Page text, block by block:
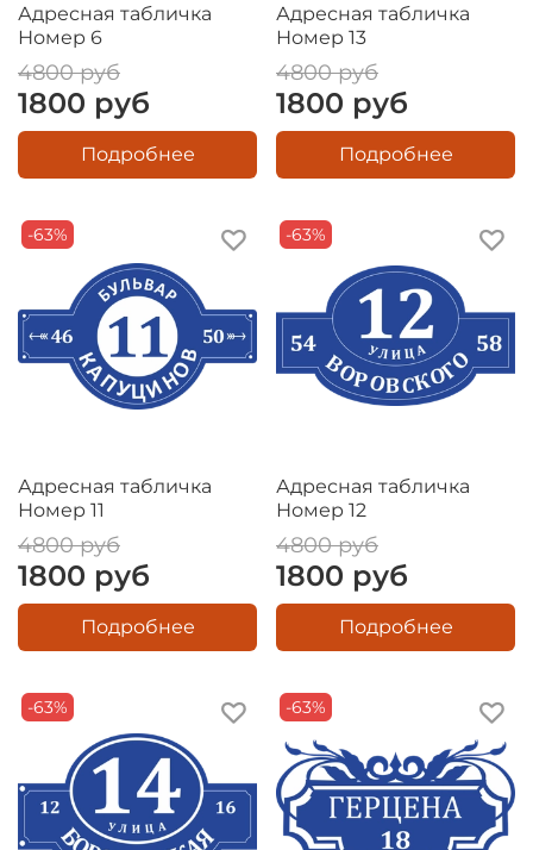
Адресная табличка
Номер 6
4800 руб
1800 руб
Подробнее
Адресная табличка
Номер 13
4800 руб
1800 руб
Подробнее
-63%
Адресная табличка
Номер 11
4800 руб
1800 руб
Подробнее
-63%
Адресная табличка
Номер 12
4800 руб
1800 руб
Подробнее
-63% -63%